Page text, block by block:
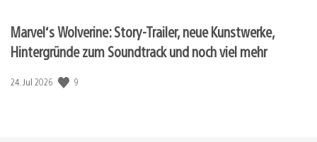
Marvel‘s Wolverine: Story-Trailer, neue Kunstwerke,
Hintergründe zum Soundtrack und noch viel mehr
Veröffentlichungsdatum:
24. Jul 2026 9